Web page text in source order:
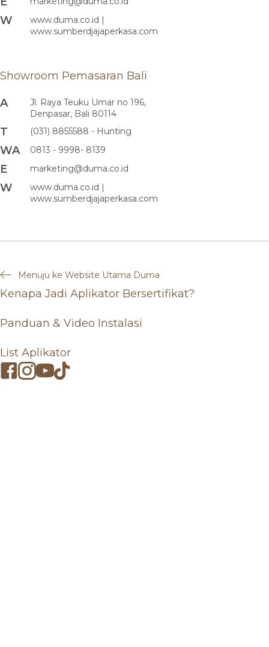
W
www.duma.co.id |
www.sumberdjajaperkasa.com
Showroom Pemasaran Bali
A
Jl. Raya Teuku Umar no 196,
Denpasar, Bali 80114
T (031) 8855588 - Hunting
WA 0813 - 9998- 8139
E marketing@duma.co.id
W
www.duma.co.id |
www.sumberdjajaperkasa.com
Menuju ke Website Utama Duma
Kenapa Jadi Aplikator Bersertifikat?
Panduan & Video Instalasi
List Aplikator